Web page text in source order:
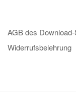
AGB des
Widerrufsbelehrung